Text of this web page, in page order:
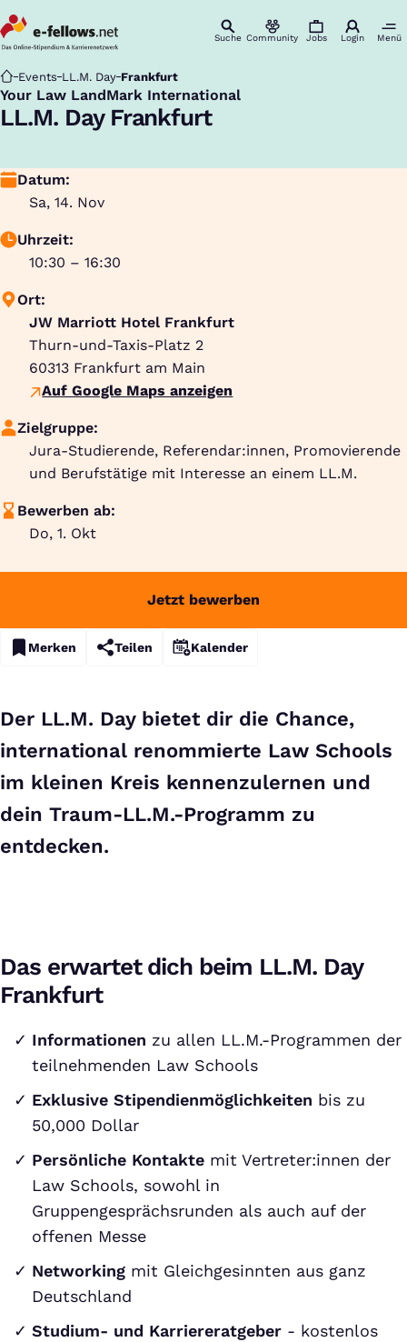
Suche Community Jobs Login Menü
Startseite
Events LL.M. Day Frankfurt
Your Law LandMark International
:
LL.M. Day Frankfurt
Datum:
Sa, 14. Nov
Uhrzeit:
10:30 – 16:30
Ort:
JW Marriott Hotel Frankfurt
Thurn-und-Taxis-Platz 2
60313 Frankfurt am Main
Auf Google Maps anzeigen
Zielgruppe:
Jura-Studierende, Referendar:innen, Promovierende
und Berufstätige mit Interesse an einem LL.M.
Bewerben ab:
Do, 1. Okt
Jetzt bewerben
Merken Teilen Kalender
Der LL.M. Day bietet dir die Chance,
international renommierte Law Schools
im kleinen Kreis kennenzulernen und
dein Traum-LL.M.-Programm zu
entdecken.
Das erwartet dich beim LL.M. Day
Frankfurt
Informationen zu allen LL.M.-Programmen der
teilnehmenden Law Schools
Exklusive Stipendienmöglichkeiten bis zu
50,000 Dollar
Persönliche Kontakte mit Vertreter:innen der
Law Schools, sowohl in
Gruppengesprächsrunden als auch auf der
offenen Messe
Networking mit Gleichgesinnten aus ganz
Deutschland
Studium- und Karriereratgeber - kostenlos